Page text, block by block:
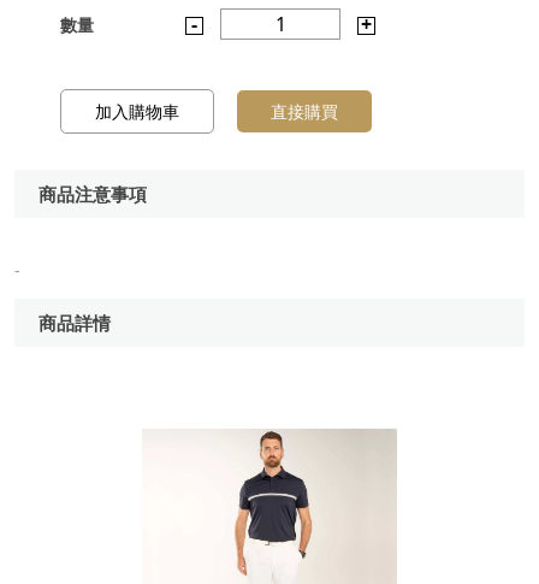
數量
- 1 +
加入購物車 直接購買
商品注意事項
-
商品詳情